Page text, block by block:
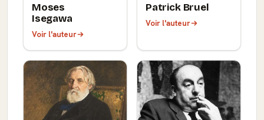
Moses
Isegawa
Voir l'auteur
Patrick Bruel
Voir l'auteur